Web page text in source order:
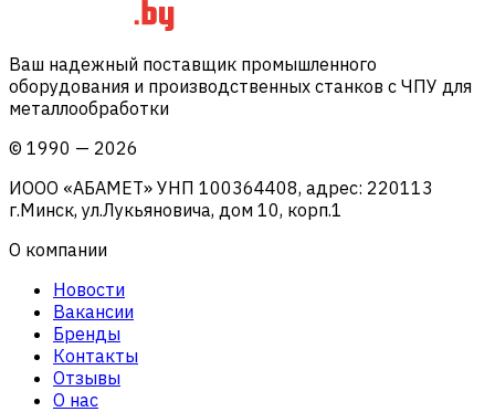
Ваш надежный поставщик промышленного
оборудования и производственных станков с ЧПУ для
металлообработки
© 1990 — 2026
ИООО «АБАМЕТ» УНП 100364408, адрес: 220113
г.Минск, ул.Лукьяновича, дом 10, корп.1
О компании
Новости
Вакансии
Бренды
Контакты
Отзывы
О нас